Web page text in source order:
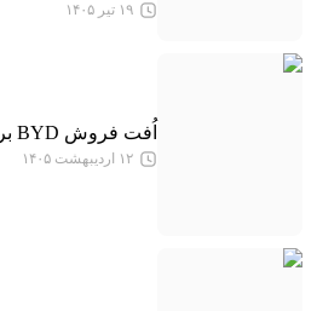
۱۹ تیر ۱۴۰۵
اُفت فروش BYD برای هشتمین ماه پیاپی
۱۲ اردیبهشت ۱۴۰۵